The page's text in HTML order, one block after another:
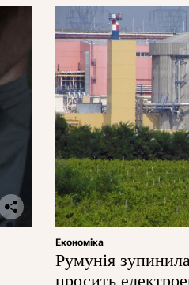
Економіка
Румунія
просить